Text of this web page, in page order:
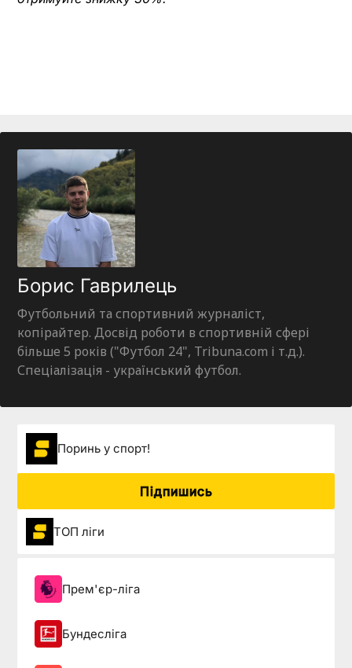
Борис Гаврилець
Футбольний та спортивний журналіст,
копірайтер. Досвід роботи в спортивній сфері
більше 5 років ("Футбол 24", Tribuna.com і т.д.).
Спеціалізація - український футбол.
Поринь у спорт!
Підпишись
ТОП ліги
Прем'єр-ліга
Бундесліга